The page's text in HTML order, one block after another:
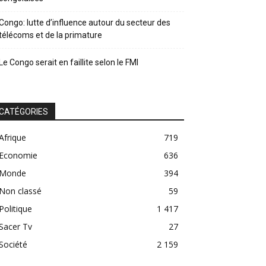
lutte d’influence autour du secteur des
et de la primature
Congo serait en faillite selon le FMI
719
636
394
classé
59
1 417
Tv
27
2 159